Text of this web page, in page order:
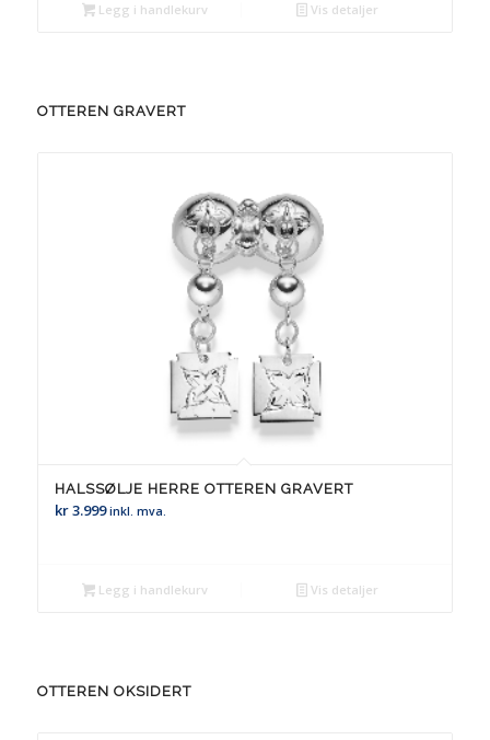
Legg i handlekurv Vis detaljer
OTTEREN GRAVERT
HALSSØLJE HERRE OTTEREN GRAVERT
kr3.999 inkl. mva.
Legg i handlekurv Vis detaljer
OTTEREN OKSIDERT